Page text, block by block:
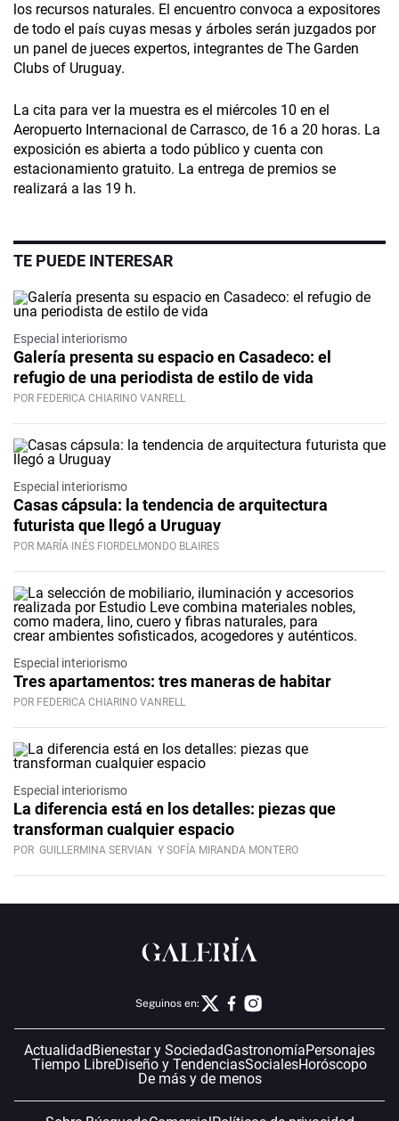
los recursos naturales. El encuentro convoca a expositores
de todo el país cuyas mesas y árboles serán juzgados por
un panel de jueces expertos, integrantes de The Garden
Clubs of Uruguay.
La cita para ver la muestra es el miércoles 10 en el
Aeropuerto Internacional de Carrasco, de 16 a 20 horas. La
exposición es abierta a todo público y cuenta con
estacionamiento gratuito. La entrega de premios se
realizará a las 19 h.
TE PUEDE INTERESAR
Especial interiorismo
Galería presenta su espacio en Casadeco: el
refugio de una periodista de estilo de vida
POR FEDERICA CHIARINO VANRELL
Especial interiorismo
Casas cápsula: la tendencia de arquitectura
futurista que llegó a Uruguay
POR MARÍA INÉS FIORDELMONDO BLAIRES
Especial interiorismo
Tres apartamentos: tres maneras de habitar
POR FEDERICA CHIARINO VANRELL
Especial interiorismo
La diferencia está en los detalles: piezas que
transforman cualquier espacio
POR GUILLERMINA SERVIAN Y SOFÍA MIRANDA MONTERO
Seguinos en:
Actualidad Bienestar y SociedadGastronomíaPersonajes
Tiempo LibreDiseño y TendenciasSocialesHoróscopo
De más y de menos